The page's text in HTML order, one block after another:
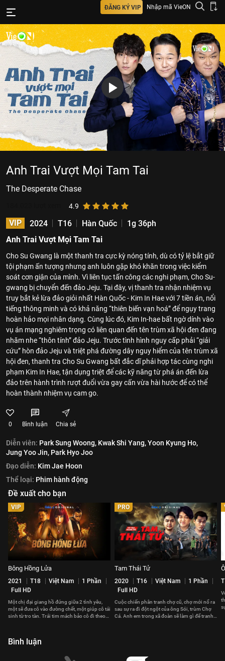
ĐĂNG KÝ VIP Nhập mã VieON
Anh Trai Vượt Mọi Tam Tai
The Desperate Chase
4.9
VIP 2024 T16 Hàn Quốc
1g 36ph
Anh Trai Vượt Mọi Tam Tai
Cho Su Gwang là một thanh tra cực kỳ nóng tính, dù có tỷ lệ bắt giữ
tội phạm ấn tượng nhưng anh luôn gặp khó khăn trong việc kiểm
soát cơn giận của mình. Vì liên tục tấn công các nghi phạm, Cho Su-
gwang bị chuyển đến đảo Jeju. Tại đây, vị thanh tra nhận nhiệm vụ
truy bắt kẻ lừa đảo giỏi nhất Hàn Quốc - Kim In Hae với 7 tiền án, nổi
tiếng thông minh và có khả năng “thiên biến vạn hoá” để ngụy trang
hoàn hảo mọi nhân dạng. Cùng lúc đó, Kim In-hae bất ngờ dính vào
vụ án mạng nghiêm trọng có liên quan đến tên trùm xã hội đen đang
nhăm nhe “thôn tính” đảo Jeju. Trước tình hình nguy cấp phải “giải
cứu” hòn đảo Jeju và triệt phá đường dây nguy hiểm của tên trùm xã
hội đen, thanh tra Cho Su Gwang bất đắc dĩ phải hợp tác cùng nghi
phạm Kim In Hae, tận dụng triệt để các kỹ năng từ phá án đến lừa
đảo trên hành trình rượt đuổi vừa gay cấn vừa hài hước để có thể
hoàn thành nhiệm vụ cam go.
0 Bình luận Chia sẻ
Diễn viên: Park Sung Woong, Kwak Shi Yang,Yoon Kyung Ho,
Jung Yoo Jin, Park Hyo Joo
Đạo diễn: Kim Jae Hoon
Thể loại: Phim hành động
Đề xuất cho bạn
VIP
Bông Hồng Lửa
2021 T18 Việt Nam
1 Phần
Full HD
Một chị đại giang hồ đứng giữa 2 tình yêu,
một sẽ đưa cô vào đường chết, một giúp cô tái
sinh từ tro tàn. Trái tim mách bảo cô đi theo
PRO
Tam Thái Tử
2020 T16 Việt Nam
1 Phần
Full HD
Cuộc chiến phân tranh chợ cũ, chợ mới nổ ra
sau sự ra đi đột ngột của ông Sói, trùm Chợ
Cá. Anh em trong xã đoàn sẽ làm gì để tranh
Bình luận